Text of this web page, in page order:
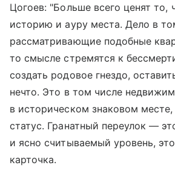
Цогоев: "Больше всего ценят то,
историю и ауру места. Дело в
рассматривающие подобные
то смысле стремятся к
создать родовое гнездо,
нечто. Это в том числе
в историческом знаковом месте,
статус. Гранатный переулок —
и ясно считываемый уровень,
карточка.